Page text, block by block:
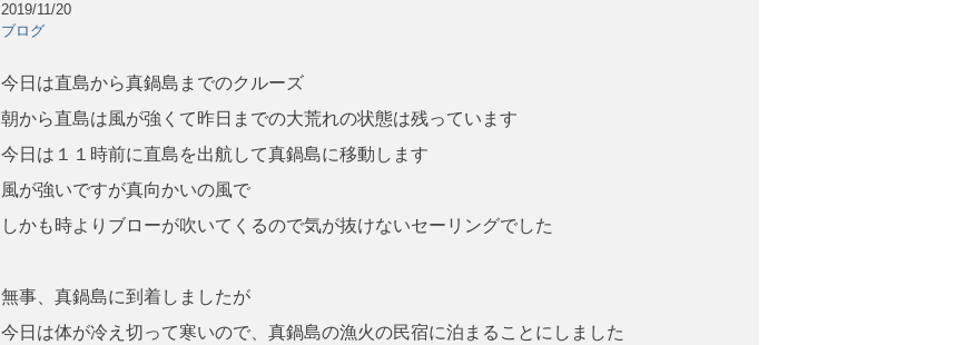
2019/11/20
ブログ
今日は直島から真鍋島までのクルーズ
朝から直島は風が強くて昨日までの大荒れの状態は残っています
今日は１１時前に直島を出航して真鍋島に移動します
風が強いですが真向かいの風で
しかも時よりブローが吹いてくるので気が抜けないセーリングでした
無事、真鍋島に到着しましたが
今日は体が冷え切って寒いので、真鍋島の漁火の民宿に泊まることにしました